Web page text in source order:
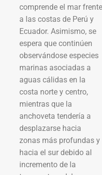
comprende el mar frente
a las costas de Perú y
Ecuador. Asimismo, se
espera que continúen
observándose especies
marinas asociadas a
aguas cálidas en la
costa norte y centro,
mientras que la
anchoveta tendería a
desplazarse hacia
zonas más profundas y
hacia el sur debido al
incremento de la